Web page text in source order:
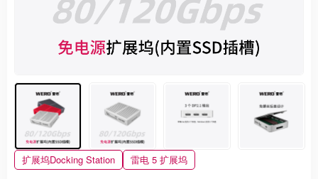
扩展坞Docking Station 雷电 5 扩展坞